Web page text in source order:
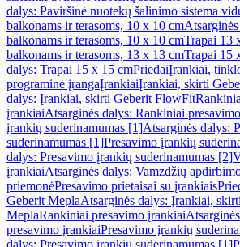
dalys: Paviršinė nuotekų šalinimo sistema
balkonams ir terasoms, 10 x 10 cm
balkonams ir terasoms, 10 x 10 cmTrapai 13
balkonams ir terasoms, 13 x 13 cmTrapai 15
dalys: Trapai 15 x 15 cmPriedaiĮrankiai,
programinė įrangaĮrankiaiĮrankiai, skirti
dalys: Įrankiai, skirti Geberit FlowFit
įrankiaiAtsarginės dalys: Rankiniai
įrankių suderinamumas [1]Atsarginės dalys:
suderinamumas [1]Presavimo įrankių
dalys: Presavimo įrankių suderinamumas [2]
įrankiaiAtsarginės dalys: Vamzdžių
priemonėPresavimo prietaisai su įrankiais
Geberit MeplaAtsarginės dalys: Įrankiai,
MeplaRankiniai presavimo įrankiai
presavimo įrankiaiPresavimo įrankių
dalys: Presavimo įrankių suderinamumas [1]